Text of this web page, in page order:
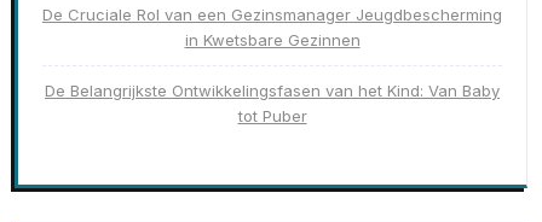
De Cruciale Rol van een Gezinsmanager Jeugdbescherming
in Kwetsbare Gezinnen
De Belangrijkste Ontwikkelingsfasen van het Kind: Van Baby
tot Puber